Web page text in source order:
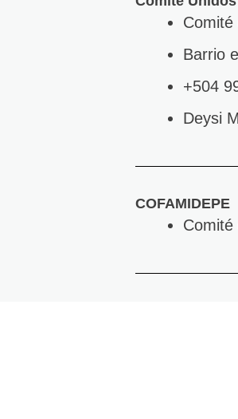
Barrio
+504
Deysi
COFAMIDEPE
Comité